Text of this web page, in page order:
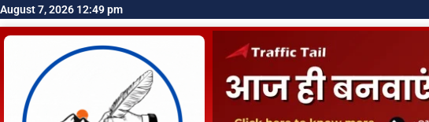
August 7, 2026 12:49 pm